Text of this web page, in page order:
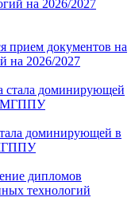
прием документов на
на 2026/2027
доминирующей в
дипломов
технологий